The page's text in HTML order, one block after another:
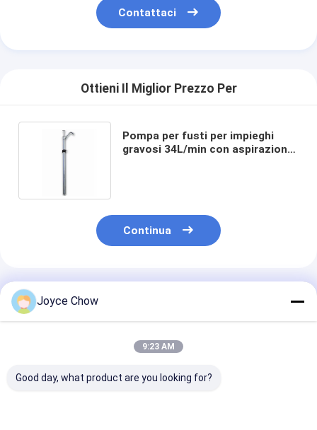
Contattaci
Ottieni Il Miglior Prezzo Per
Pompa per fusti per impieghi
gravosi 34L/min con aspirazione
Continua
Prodotti Raccomandati
Joyce Chow
9:23 AM
Good day, what product are you looking for?